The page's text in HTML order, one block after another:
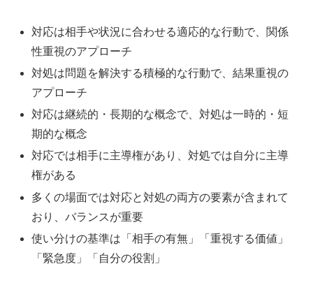
対応は相手や状況に合わせる適応的な行動で、関係
性重視のアプローチ
対処は問題を解決する積極的な行動で、結果重視の
アプローチ
対応は継続的・長期的な概念で、対処は一時的・短
期的な概念
対応では相手に主導権があり、対処では自分に主導
権がある
多くの場面では対応と対処の両方の要素が含まれて
おり、バランスが重要
使い分けの基準は「相手の有無」「重視する価値」
「緊急度」「自分の役割」